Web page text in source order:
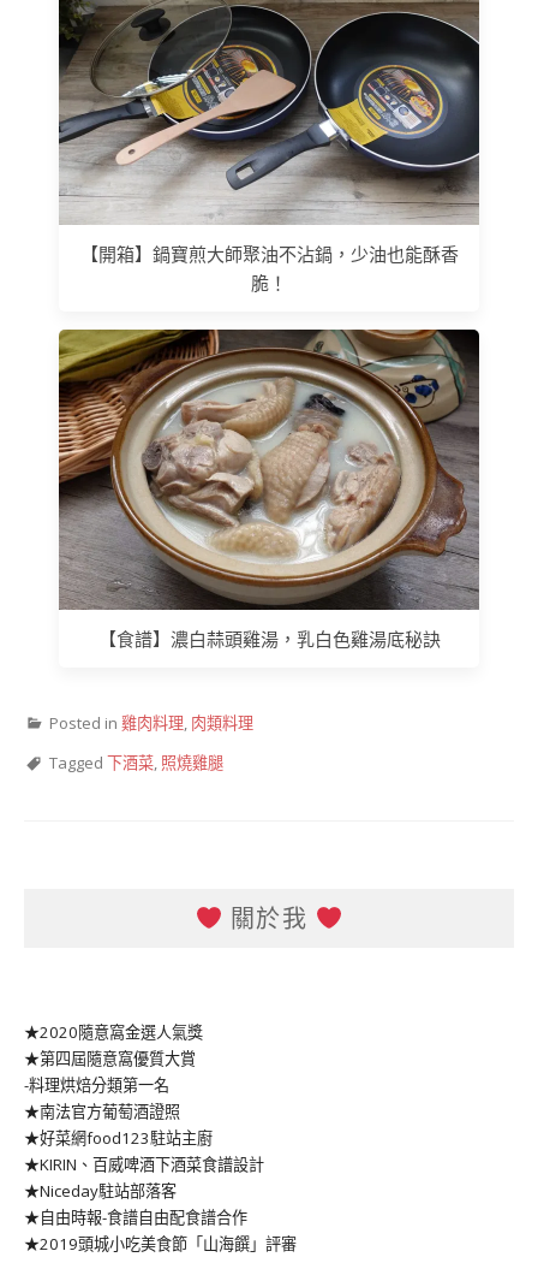
【開箱】鍋寶煎大師聚油不沾鍋，少油也能酥香
脆！
【食譜】濃白蒜頭雞湯，乳白色雞湯底秘訣
Posted in 雞肉料理 肉類料理
Tagged 下酒菜 照燒雞腿
關於我
★2020隨意窩金選人氣獎
★第四屆隨意窩優質大賞
-料理烘焙分類第一名
★南法官方葡萄酒證照
★好菜網food123駐站主廚
★KIRIN、百威啤酒下酒菜食譜設計
★Niceday駐站部落客
★自由時報-食譜自由配食譜合作
★2019頭城小吃美食節「山海饌」評審